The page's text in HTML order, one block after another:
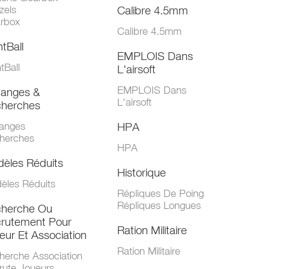
&
Réduits
Réduits
Ou
Pour
Et Association
Association
Calibre 4.5mm
Calibre 4.5mm
EMPLOIS Dans
L'airsoft
EMPLOIS Dans
L'airsoft
HPA
HPA
Historique
Répliques De Poing
Répliques Longues
Ration Militaire
Ration Militaire